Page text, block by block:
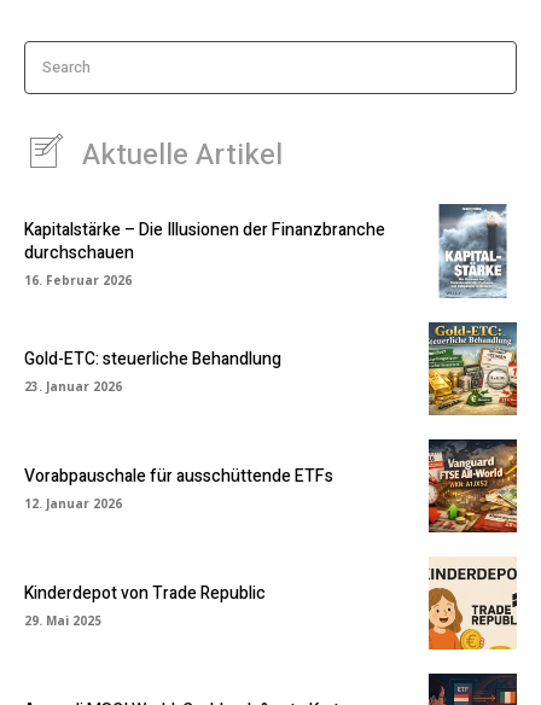
Search
Aktuelle Artikel
Kapitalstärke – Die Illusionen der Finanzbranche
durchschauen
16. Februar 2026
Gold-ETC: steuerliche Behandlung
23. Januar 2026
Vorabpauschale für ausschüttende ETFs
12. Januar 2026
Kinderdepot von Trade Republic
29. Mai 2025